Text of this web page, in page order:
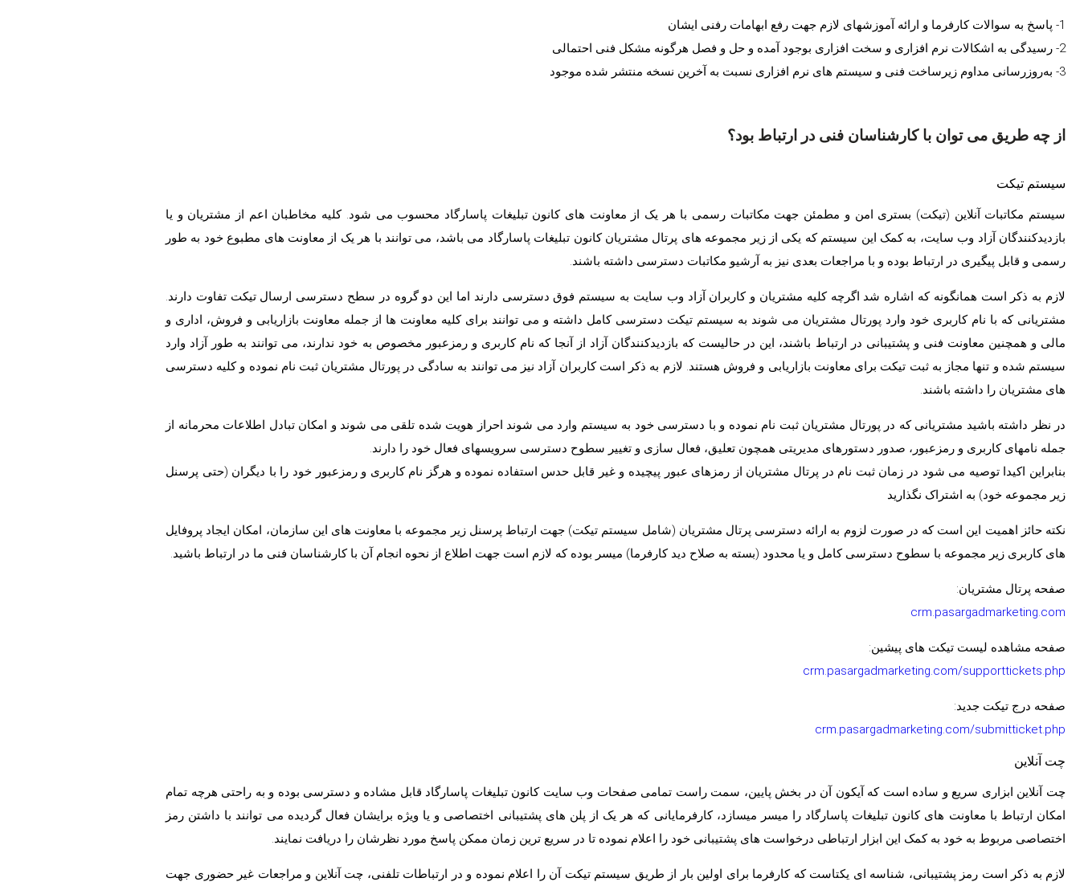
1- پاسخ به سوالات کارفرما و ارائه آموزشهای لازم جهت رفع ابهامات رفنی ایشان
2- رسیدگی به اشکالات نرم افزاری و سخت افزاری بوجود آمده و حل و فصل هرگونه مشکل فنی احتمالی
3- به‌روزرسانی مداوم زیرساخت فنی و سیستم های نرم افزاری نسبت به آخرین نسخه منتشر شده موجود
از چه طریق می توان با کارشناسان فنی در ارتباط بود؟
سیستم تیکت
سیستم مکاتبات آنلاین (تیکت) بستری امن و مطمئن جهت مکاتبات رسمی با هر یک از معاونت های کانون تبلیغات پاسارگاد محسوب می شود. کلیه مخاطبان اعم از مشتریان و یا
بازدیدکنندگان آزاد وب سایت، به کمک این سیستم که یکی از زیر مجموعه های پرتال مشتریان کانون تبلیغات پاسارگاد می باشد، می توانند با هر یک از معاونت های مطبوع خود به طور
رسمی و قابل پیگیری در ارتباط بوده و با مراجعات بعدی نیز به آرشیو مکاتبات دسترسی داشته باشند.
لازم به ذکر است همانگونه که اشاره شد اگرچه کلیه مشتریان و کاربران آزاد وب سایت به سیستم فوق دسترسی دارند اما این دو گروه در سطح دسترسی ارسال تیکت تفاوت دارند.
مشتریانی که با نام کاربری خود وارد پورتال مشتریان می شوند به سیستم تیکت دسترسی کامل داشته و می توانند برای کلیه معاونت ها از جمله معاونت بازاریابی و فروش، اداری و
مالی و همچنین معاونت فنی و پشتیبانی در ارتباط باشند، این در حالیست که بازدیدکنندگان آزاد از آنجا که نام کاربری و رمزعبور مخصوص به خود ندارند، می توانند به طور آزاد وارد
سیستم شده و تنها مجاز به ثبت تیکت برای معاونت بازاریابی و فروش هستند. لازم به ذکر است کاربران آزاد نیز می توانند به سادگی در پورتال مشتریان ثبت نام نموده و کلیه دسترسی
های مشتریان را داشته باشند.
در نظر داشته باشید مشتریانی که در پورتال مشتریان ثبت نام نموده و با دسترسی خود به سیستم وارد می شوند احراز هویت شده تلقی می شوند و امکان تبادل اطلاعات محرمانه از
جمله نامهای کاربری و رمزعبور، صدور دستورهای مدیریتی همچون تعلیق، فعال سازی و تغییر سطوح دسترسی سرویسهای فعال خود را دارند.
بنابراین اکیدا توصیه می شود در زمان ثبت نام در پرتال مشتریان از رمزهای عبور پیچیده و غیر قابل حدس استفاده نموده و هرگز نام کاربری و رمزعبور خود را با دیگران (حتی پرسنل
زیر مجموعه خود) به اشتراک نگذارید
نکته حائز اهمیت این است که در صورت لزوم به ارائه دسترسی پرتال مشتریان (شامل سیستم تیکت) جهت ارتباط پرسنل زیر مجموعه با معاونت های این سازمان، امکان ایجاد پروفایل
های کاربری زیر مجموعه با سطوح دسترسی کامل و یا محدود (بسته به صلاح دید کارفرما) میسر بوده که لازم است جهت اطلاع از نحوه انجام آن با کارشناسان فنی ما در ارتباط باشید.
صفحه پرتال مشتریان:
crm.pasargadmarketing.com
صفحه مشاهده لیست تیکت های پیشین:
crm.pasargadmarketing.com/supporttickets.php
صفحه درج تیکت جدید:
crm.pasargadmarketing.com/submitticket.php
چت آنلاین
چت آنلاین ابزاری سریع و ساده است که آیکون آن در بخش پایین، سمت راست تمامی صفحات وب سایت کانون تبلیغات پاسارگاد قابل مشاده و دسترسی بوده و به راحتی هرچه تمام
امکان ارتباط با معاونت های کانون تبلیغات پاسارگاد را میسر میسازد، کارفرمایانی که هر یک از پلن های پشتیبانی اختصاصی و یا ویژه برایشان فعال گردیده می توانند با داشتن رمز
اختصاصی مربوط به خود به کمک این ابزار ارتباطی درخواست های پشتیبانی خود را اعلام نموده تا در سریع ترین زمان ممکن پاسخ مورد نظرشان را دریافت نمایند.
لازم به ذکر است رمز پشتیبانی، شناسه ای یکتاست که کارفرما برای اولین بار از طریق سیستم تیکت آن را اعلام نموده و در ارتباطات تلفنی، چت آنلاین و مراجعات غیر حضوری جهت